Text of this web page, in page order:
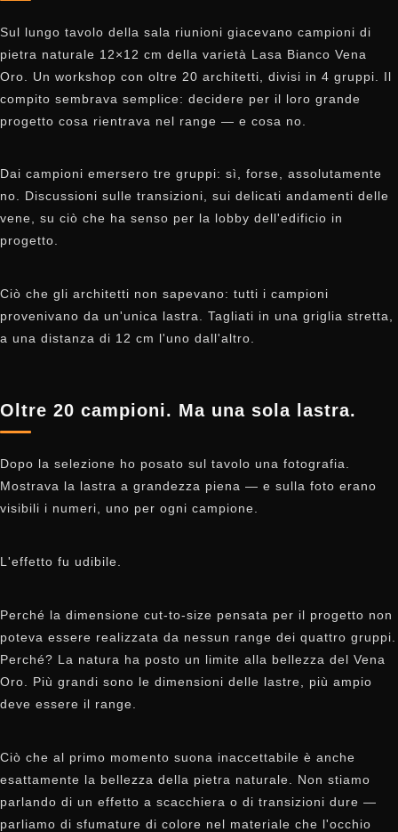
Sul lungo tavolo della sala riunioni giacevano campioni di
pietra naturale 12×12 cm della varietà Lasa Bianco Vena
Oro. Un workshop con oltre 20 architetti, divisi in 4 gruppi. Il
compito sembrava semplice: decidere per il loro grande
progetto cosa rientrava nel range — e cosa no.
Dai campioni emersero tre gruppi: sì, forse, assolutamente
no. Discussioni sulle transizioni, sui delicati andamenti delle
vene, su ciò che ha senso per la lobby dell'edificio in
progetto.
Ciò che gli architetti non sapevano: tutti i campioni
provenivano da un'unica lastra. Tagliati in una griglia stretta,
a una distanza di 12 cm l'uno dall'altro.
Oltre 20 campioni. Ma una sola lastra.
Dopo la selezione ho posato sul tavolo una fotografia.
Mostrava la lastra a grandezza piena — e sulla foto erano
visibili i numeri, uno per ogni campione.
L'effetto fu udibile.
Perché la dimensione cut-to-size pensata per il progetto non
poteva essere realizzata da nessun range dei quattro gruppi.
Perché? La natura ha posto un limite alla bellezza del Vena
Oro. Più grandi sono le dimensioni delle lastre, più ampio
deve essere il range.
Ciò che al primo momento suona inaccettabile è anche
esattamente la bellezza della pietra naturale. Non stiamo
parlando di un effetto a scacchiera o di transizioni dure —
parliamo di sfumature di colore nel materiale che l'occhio